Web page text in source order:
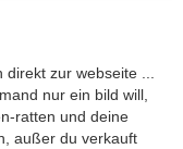
zur webseite ...
nur ein bild will,
ratten und deine
außer du verkauft